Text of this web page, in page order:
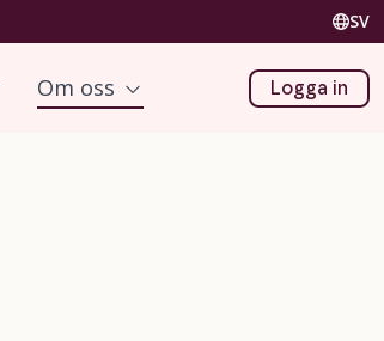
SV
Om oss Logga in